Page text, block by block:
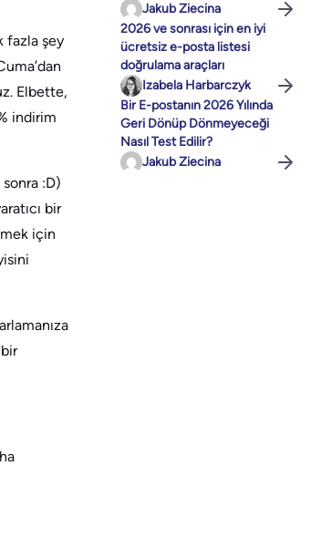
fazla şey
Elbette,
indirim
:D)
bir
için
Jakub Ziecina
2026 ve sonrası için en iyi
ücretsiz e-posta listesi
doğrulama araçları
Izabela Harbarczyk
Bir E-postanın 2026 Yılında
Geri Dönüp Dönmeyeceği
Nasıl Test Edilir?
Jakub Ziecina